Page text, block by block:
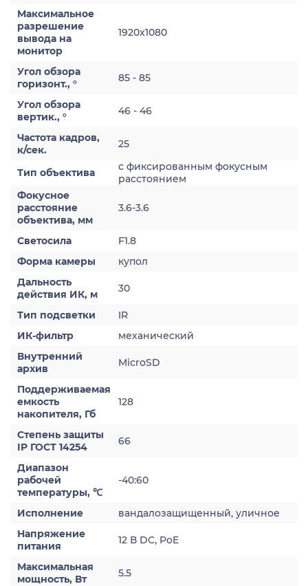
Максимальное
разрешение
вывода на
монитор
1920x1080
Угол обзора
горизонт., °
85 - 85
Угол обзора
вертик., °
46 - 46
Частота кадров,
к/сек.
25
Тип объектива
с фиксированным фокусным
расстоянием
Фокусное
расстояние
объектива, мм
3.6-3.6
Светосила
F1.8
Форма камеры
купол
Дальность
действия ИК, м
30
Тип подсветки
IR
ИК-фильтр
механический
Внутренний
архив
MicroSD
Поддерживаемая
емкость
накопителя, Гб
128
Степень защиты
IP ГОСТ 14254
66
Диапазон
рабочей
температуры, ℃
-40:60
Исполнение
вандалозащищенный, уличное
Напряжение
питания
12 В DC, PoE
Максимальная
мощность, Вт
5.5